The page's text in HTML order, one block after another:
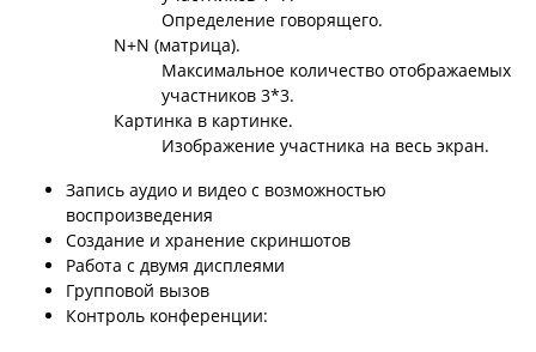
Определение говорящего.
N+N (матрица).
Максимальное количество отображаемых
участников 3*3.
Картинка в картинке.
Изображение участника на весь экран.
Запись аудио и видео с возможностью
воспроизведения
Создание и хранение скриншотов
Работа с двумя дисплеями
Групповой вызов
Контроль конференции: